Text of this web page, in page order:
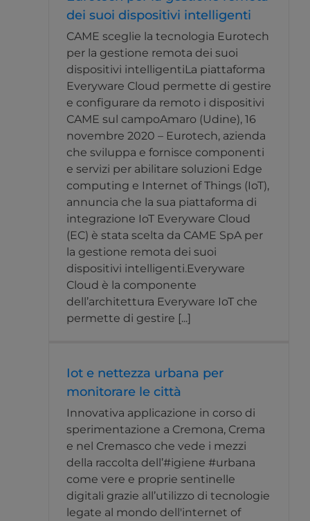
dei suoi dispositivi intelligenti
CAME sceglie la tecnologia Eurotech
per la gestione remota dei suoi
dispositivi intelligentiLa piattaforma
Everyware Cloud permette di gestire
e configurare da remoto i dispositivi
CAME sul campoAmaro (Udine), 16
novembre 2020 – Eurotech, azienda
che sviluppa e fornisce componenti
e servizi per abilitare soluzioni Edge
computing e Internet of Things (IoT),
annuncia che la sua piattaforma di
integrazione IoT Everyware Cloud
(EC) è stata scelta da CAME SpA per
la gestione remota dei suoi
dispositivi intelligenti.Everyware
Cloud è la componente
dell’architettura Everyware IoT che
permette di gestire [...]
Iot e nettezza urbana per
monitorare le città
Innovativa applicazione in corso di
sperimentazione a Cremona, Crema
e nel Cremasco che vede i mezzi
della raccolta dell’#igiene #urbana
come vere e proprie sentinelle
digitali grazie all’utilizzo di tecnologie
legate al mondo dell'internet of